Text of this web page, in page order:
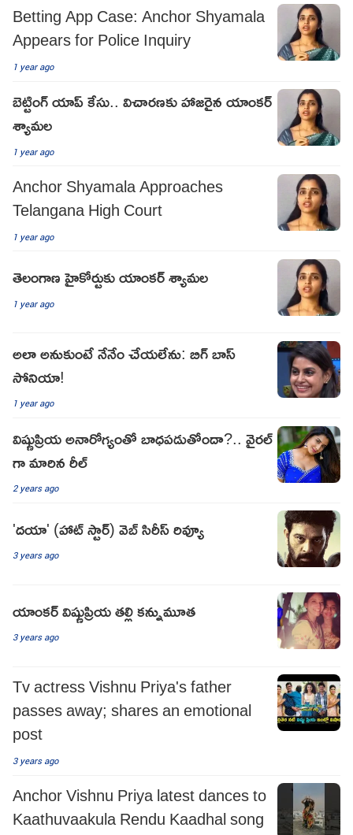
Betting App Case: Anchor Shyamala
Appears for Police Inquiry
1 year ago
బెట్టింగ్ యాప్ కేసు.. విచార‌ణ‌కు హాజ‌రైన యాంక‌ర్
శ్యామ‌ల‌
1 year ago
Anchor Shyamala Approaches
Telangana High Court
1 year ago
తెలంగాణ హైకోర్టుకు యాంక‌ర్ శ్యామ‌ల
1 year ago
అలా అనుకుంటే నేనేం చేయలేను: బిగ్ బాస్
సోనియా!
1 year ago
విష్ణుప్రియ అనారోగ్యంతో బాధపడుతోందా?.. వైరల్
గా మారిన రీల్
2 years ago
'దయా' (హాట్ స్టార్) వెబ్ సిరీస్ రివ్యూ
3 years ago
యాంకర్ విష్ణుప్రియ తల్లి కన్నుమూత
3 years ago
Tv actress Vishnu Priya's father
passes away; shares an emotional
post
3 years ago
Anchor Vishnu Priya latest dances to
Kaathuvaakula Rendu Kaadhal song